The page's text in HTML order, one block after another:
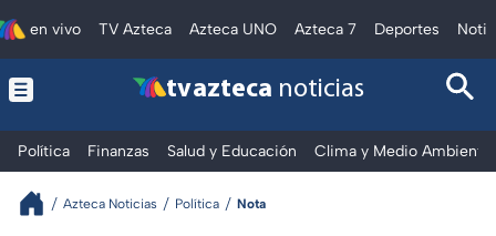
en vivo TV Azteca Azteca UNO Azteca 7 Deportes
tv azteca noticias
Política Finanzas Salud y Educación Clima y Medio Ambiente
Azteca Noticias Política Nota